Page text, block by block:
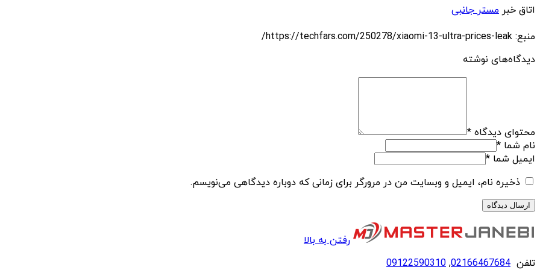
اتاق خبر مستر جانبی
منبع: https://techfars.com/250278/xiaomi-13-ultra-prices-leak/
دیدگاه‌های نوشته
محتوای دیدگاه *
نام شما *
ایمیل شما *
ذخیره نام، ایمیل و وبسایت من در مرورگر برای زمانی که دوباره دیدگاهی می‌نویسم.
رفتن به بالا
تلفن 02166467684
,
09122590310